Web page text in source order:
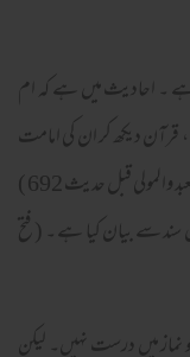
ہے ۔ احادیث میں ہے کہ ام
، قرآن دیکھ کر ان کی امامت
کراتا تھا ۔ ( صحیح بخاری تعلیقا کتاب الاذان باب امامۃ العبد والمولی قبل حدیث 692 )
سے بیان کیا ہے ۔ ( فتح
نماز میں درست نہیں۔ لیکن